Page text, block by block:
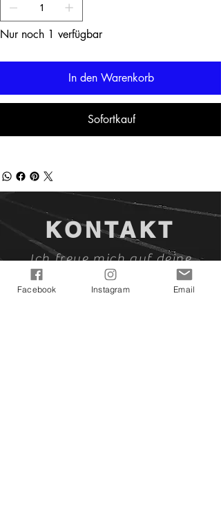
Nur noch 1 verfügbar
In den Warenkorb
Sofortkauf
KONTAKT
Ich freue mich auf deine
Kontaktaufnahme!
Facebook Instagram Email